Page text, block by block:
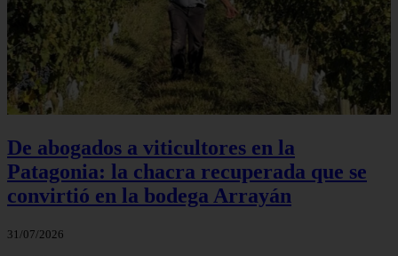
De abogados a viticultores en la
Patagonia: la chacra recuperada que se
convirtió en la bodega Arrayán
31/07/2026